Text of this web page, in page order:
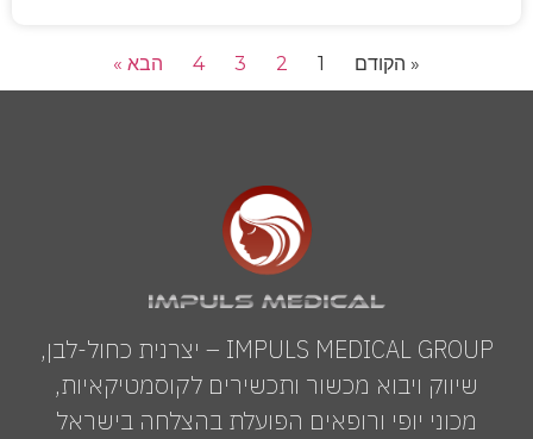
« הקודם 1
2
3
4 הבא »
IMPULS MEDICAL GROUP – יצרנית כחול-לבן,
שיווק ויבוא מכשור ותכשירים לקוסמטיקאיות,
מכוני יופי ורופאים הפועלת בהצלחה בישראל